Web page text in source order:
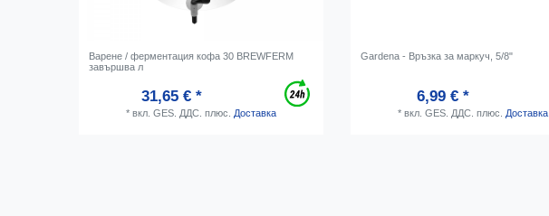
Варене / ферментация кофа 30 BREWFERM
завършва л
31,65 € *
* вкл. GES. ДДС. плюс. Доставка
Gardena - Връзка за маркуч, 5/8"
6,99 € *
* вкл. GES. ДДС. плюс. Доставка